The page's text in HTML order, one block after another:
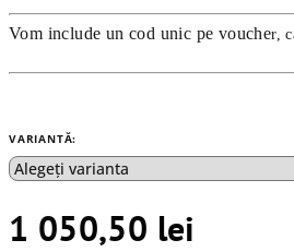
Vom include un cod unic pe voucher,
VARIANTĂ:
1 050,50 lei